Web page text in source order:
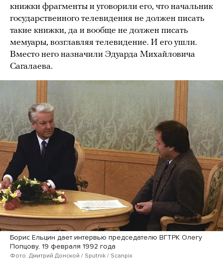
книжки фрагменты и уговорили его, что начальник
государственного телевидения не должен писать
такие книжки, да и вообще не должен писать
мемуары, возглавляя телевидение. И его ушли.
Вместо него назначили Эдуарда Михайловича
Сагалаева.
Борис Ельцин дает интервью председателю ВГТРК Олегу
Попцову, 19 февраля 1992 года
Фото: Дмитрий Донской / Sputnik / Scanpix